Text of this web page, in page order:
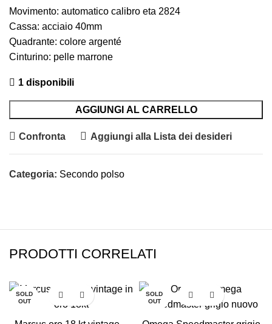
Movimento: automatico calibro eta 2824
Cassa: acciaio 40mm
Quadrante: colore argenté
Cinturino: pelle marrone
1 disponibili
AGGIUNGI AL CARRELLO
Confronta Aggiungi alla Lista dei desideri
Categoria: Secondo polso
PRODOTTI CORRELATI
SOLD
OUT
SOLD
OUT